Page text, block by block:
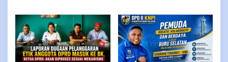
Orang
Sesuai Hukum